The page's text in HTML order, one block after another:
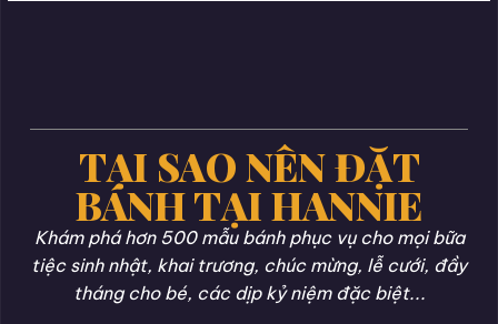
TẠI SAO NÊN ĐẶT
BÁNH TẠI HANNIE
Khám phá hơn 500 mẫu bánh phục vụ cho mọi bữa
tiệc sinh nhật, khai trương, chúc mừng, lễ cưới, đầy
tháng cho bé, các dịp kỷ niệm đặc biệt...